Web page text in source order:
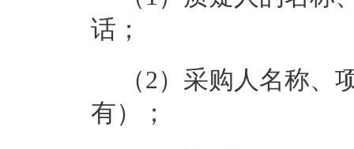
话；
（2）采购人名称
有）；